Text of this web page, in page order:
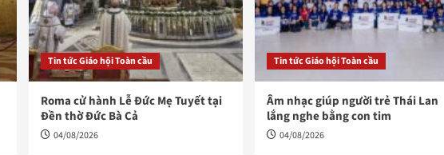
Tin tức Giáo hội Toàn cầu
Roma cử hành Lễ Đức Mẹ Tuyết tại
Đền thờ Đức Bà Cả
04/08/2026
Tin tức Giáo hội Toàn cầu
Âm nhạc giúp người trẻ Thái Lan
lắng nghe bằng con tim
04/08/2026